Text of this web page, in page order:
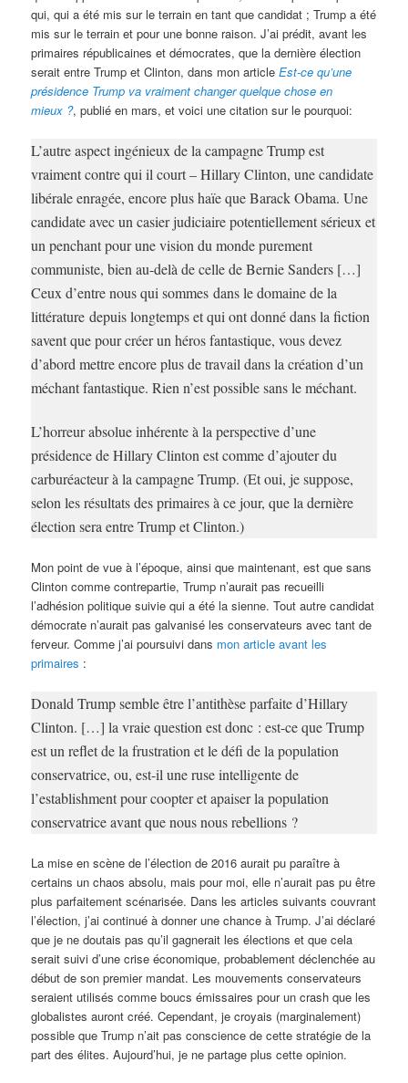
qui, qui a été mis sur le terrain en tant que candidat ; Trump a été
mis sur le terrain et pour une bonne raison. J’ai prédit, avant les
primaires républicaines et démocrates, que la dernière élection
serait entre Trump et Clinton, dans mon articleEst-ce qu’une
présidence Trump va vraiment changer quelque chose en
mieux ?, publié en mars, et voici une citation sur le pourquoi:
L’autre aspect ingénieux de la campagne Trump est
vraiment contre qui il court – Hillary Clinton, une candidate
libérale enragée, encore plus haïe que Barack Obama. Une
candidate avec un casier judiciaire potentiellement sérieux et
un penchant pour une vision du monde purement
communiste, bien au-delà de celle de Bernie Sanders […]
Ceux d’entre nous qui sommes dans le domaine de la
littérature depuis longtemps et qui ont donné dans la fiction
savent que pour créer un héros fantastique, vous devez
d’abord mettre encore plus de travail dans la création d’un
méchant fantastique. Rien n’est possible sans le méchant.
L’horreur absolue inhérente à la perspective d’une
présidence de Hillary Clinton est comme d’ajouter du
carburéacteur à la campagne Trump. (Et oui, je suppose,
selon les résultats des primaires à ce jour, que la dernière
élection sera entre Trump et Clinton.)
Mon point de vue à l’époque, ainsi que maintenant, est que sans
Clinton comme contrepartie, Trump n’aurait pas recueilli
l’adhésion politique suivie qui a été la sienne. Tout autre candidat
démocrate n’aurait pas galvanisé les conservateurs avec tant de
ferveur. Comme j’ai poursuivi dans mon article avant les
primaires :
Donald Trump semble être l’antithèse parfaite d’Hillary
Clinton. […] la vraie question est donc : est-ce que Trump
est un reflet de la frustration et le défi de la population
conservatrice, ou, est-il une ruse intelligente de
l’establishment pour coopter et apaiser la population
conservatrice avant que nous nous rebellions ?
La mise en scène de l’élection de 2016 aurait pu paraître à
certains un chaos absolu, mais pour moi, elle n’aurait pas pu être
plus parfaitement scénarisée. Dans les articles suivants couvrant
l’élection, j’ai continué à donner une chance à Trump. J’ai déclaré
que je ne doutais pas qu’il gagnerait les élections et que cela
serait suivi d’une crise économique, probablement déclenchée au
début de son premier mandat. Les mouvements conservateurs
seraient utilisés comme boucs émissaires pour un crash que les
globalistes auront créé. Cependant, je croyais (marginalement)
possible que Trump n’ait pas conscience de cette stratégie de la
part des élites. Aujourd’hui, je ne partage plus cette opinion.